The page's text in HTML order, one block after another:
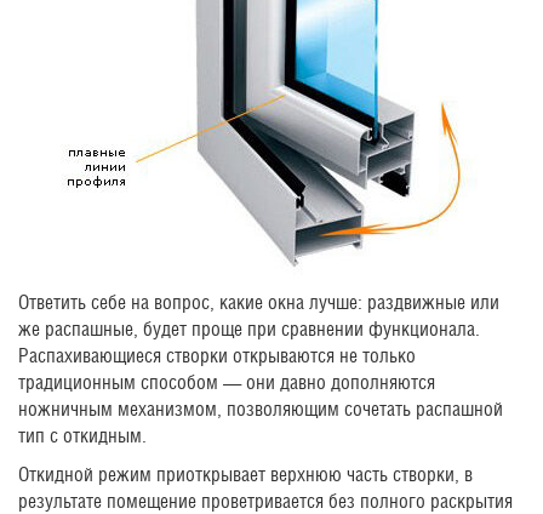
Ответить себе на вопрос, какие окна лучше: раздвижные или
же распашные, будет проще при сравнении функционала.
Распахивающиеся створки открываются не только
традиционным способом — они давно дополняются
ножничным механизмом, позволяющим сочетать распашной
тип с откидным.
Откидной режим приоткрывает верхнюю часть створки, в
результате помещение проветривается без полного раскрытия